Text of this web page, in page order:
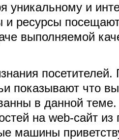
уникальному и
и ресурсы
выполняемой
посетителей.
показывают что
в данной теме.
на web-сайт из
машины